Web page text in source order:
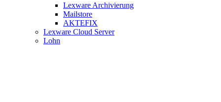
Lexware Archivierung
Mailstore
AKTEFIX
Lexware Cloud Server
Lohn